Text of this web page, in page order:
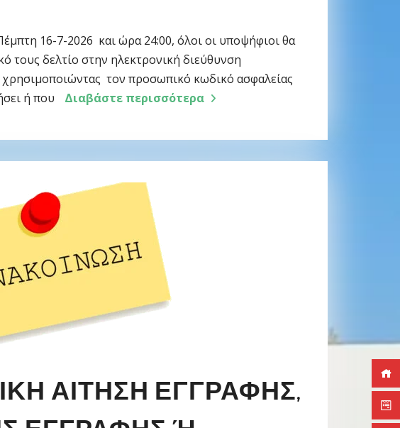
16-7-2026 και ώρα 24:00, όλοι οι υποψήφιοι θα
τους δελτίο στην ηλεκτρονική διεύθυνση
τον προσωπικό κωδικό ασφαλείας
ή που
Διαβάστε περισσότερα
ΑΊΤΗΣΗ ΕΓΓΡΑΦΉΣ,